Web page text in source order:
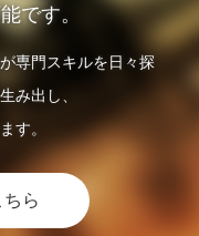
です。
専門スキルを日々探
み出し、
す。
ら